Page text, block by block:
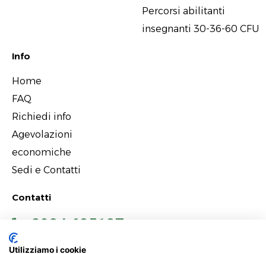
Percorsi abilitanti
insegnanti 30-36-60 CFU
Info
Home
FAQ
Richiedi info
Agevolazioni
economiche
Sedi e Contatti
Contatti
0934 685127
Utilizziamo i cookie